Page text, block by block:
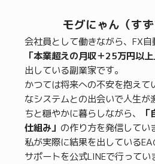
モグにゃん（すず
会社員として働きながら、FX
「本業超えの月収＋25万円以上
出している副業家です。
かつては将来への不安を抱えて
なシステムとの出会いで人生が
ちと穏やかに暮らしながら、
仕組み」 の作り方を発信してい
私が実際に結果を出している
サポートを公式LINEで行ってい